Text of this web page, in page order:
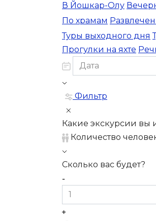
В Йошкар-Олу
По храмам
Туры выходного дня
Прогулки на яхте
Фильтр
Какие экскурсии вы
Количество
Сколько вас будет?